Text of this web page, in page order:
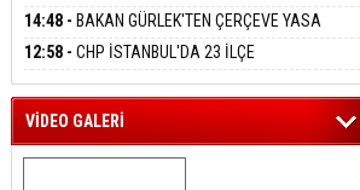
AĞIRLADI
İÇİN DEV YATIRIM!
14:48 - BAKAN GÜRLEK'TEN ÇERÇEVE YASA
AÇIKLAMASI:''KIRMIZI ÇİZGİMİZ ŞEHİT AİLELERİ
VE GAZİLERİMİZİN HASSASİYETİDİR''
12:58 - CHP İSTANBUL'DA 23 İLÇE
BAŞKANLIĞI'NDA ATAMALAR GERÇEKLEŞTİ
VİDEO GALERİ